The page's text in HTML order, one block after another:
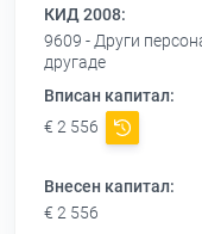
КИД 2008:
9609 - Други
другаде
Вписан капитал:
€ 2 556
Внесен капитал:
€ 2 556